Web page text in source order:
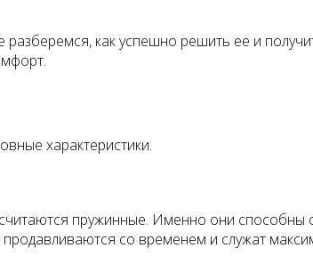
как успешно решить ее и
характеристики.
пружинные. Именно они способны
со временем и служат